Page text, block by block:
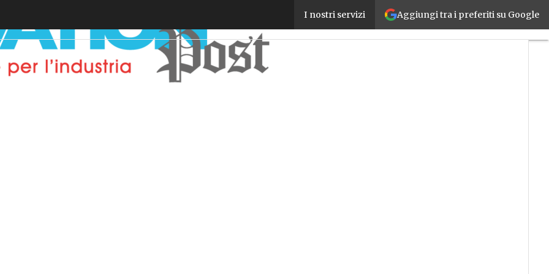
Aggiungi tra i preferiti su Google
I nostri servizi
Formazione 4.0, al Politecnico di Milano anche i